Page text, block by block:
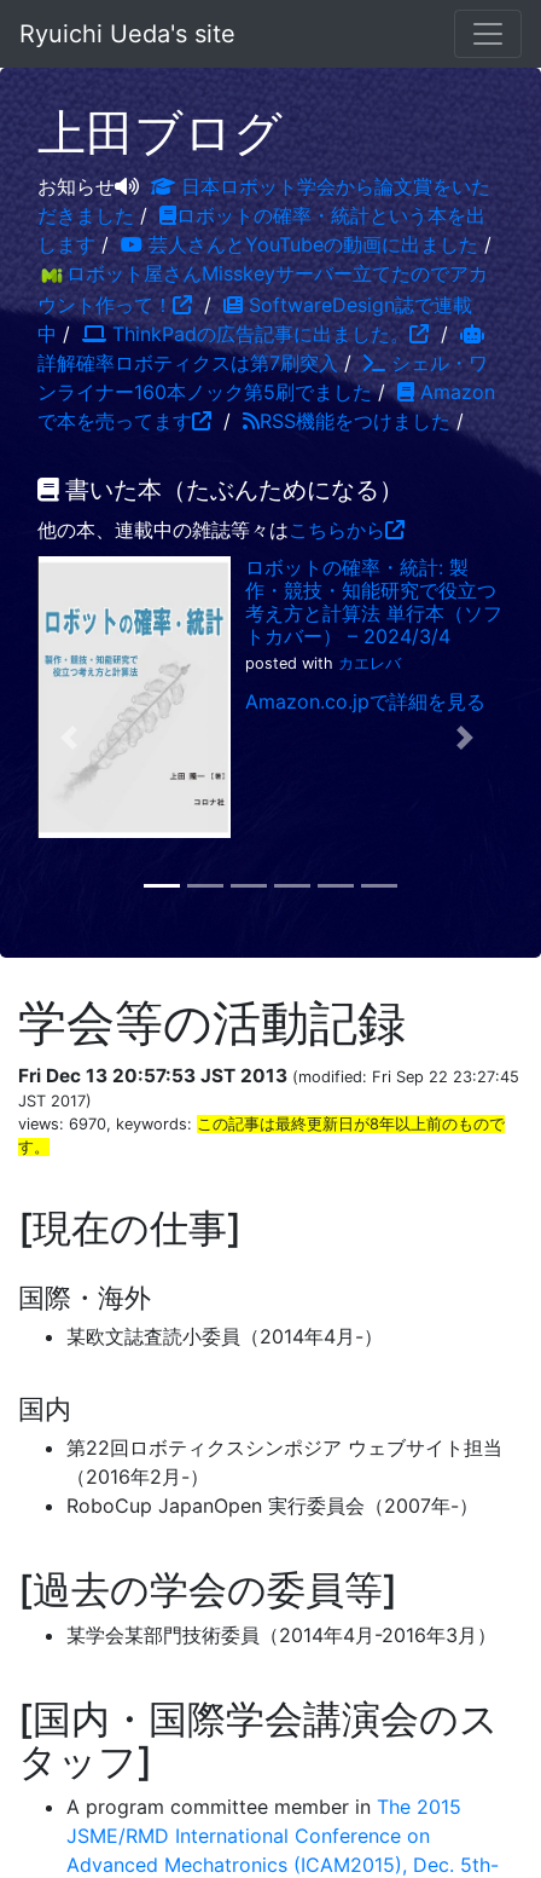
Ryuichi Ueda's site
上田ブログ
お知らせ
日本ロボット学会から論文賞をいた
だきました /
ロボットの確率・統計という本を出
します / 芸人さんとYouTubeの動画に出ました /
ロボット屋さんMisskeyサーバー立てたのでアカ
ウント作って！
/
SoftwareDesign誌で連載
中 / ThinkPadの広告記事に出ました。
/
詳解確率ロボティクスは第7刷突入 /
シェル・ワ
ンライナー160本ノック第5刷でました/
Amazon
で本を売ってます
/ RSS機能をつけました /
書いた本（たぶんためになる）
他の本、連載中の雑誌等々はこちらから
ロボットの確率・統計: 製
作・競技・知能研究で役立つ
考え方と計算法 単行本（ソフ
トカバー） – 2024/3/4
posted with カエレバ
Amazon.co.jpで詳細を見る
Previous Next
学会等の活動記録
Fri Dec 13 20:57:53 JST 2013 (modified: Fri Sep 22 23:27:45
JST 2017)
views: 6970, keywords: この記事は最終更新日が8年以上前のもので
す。
現在の仕事
国際・海外
某欧文誌査読小委員（2014年4月-）
国内
第22回ロボティクスシンポジア ウェブサイト担当
（2016年2月-）
RoboCup JapanOpen 実行委員会（2007年-）
過去の学会の委員等
某学会某部門技術委員（2014年4月-2016年3月）
国内・国際学会講演会のス
タッフ
A program committee member in The 2015
JSME/RMD International Conference on
Advanced Mechatronics (ICAM2015), Dec. 5th-